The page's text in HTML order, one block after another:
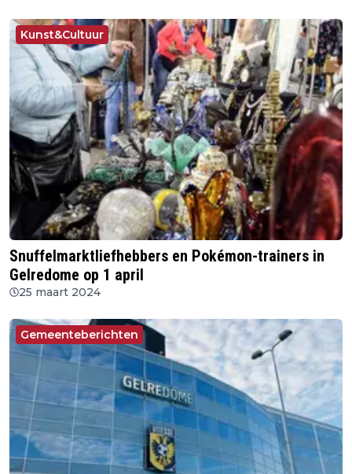
Kunst&Cultuur
Snuffelmarktliefhebbers en Pokémon-trainers in
Gelredome op 1 april
25 maart 2024
Gemeenteberichten